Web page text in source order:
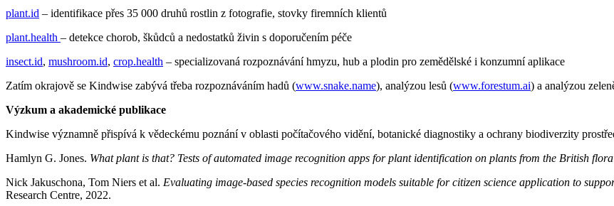
plant.id – identifikace přes 35 000 druhů rostlin z fotografie, stovky firemních klientů
plant.health – detekce chorob, škůdců a nedostatků živin s doporučením péče
insect.id, mushroom.id, crop.health – specializovaná rozpoznávání hmyzu, hub a plodin pro zemědělské i konzumní aplikace
Zatím okrajově se Kindwise zabývá třeba rozpoznáváním hadů (www.snake.name), analýzou lesů (www.forestum.ai) a analýzou
Výzkum a akademické publikace
Kindwise významně přispívá k vědeckému poznání v oblasti počítačového vidění, botanické diagnostiky a ochrany biodiverzity
Hamlyn G. Jones. What plant is that? Tests of automated image recognition apps for plant identification on plants from the British flora
Nick Jakuschona, Tom Niers et al. Evaluating image-based species recognition models suitable for citizen science application to
Research Centre, 2022.